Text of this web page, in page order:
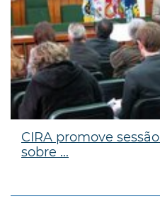
CIRA promove
sobre ...